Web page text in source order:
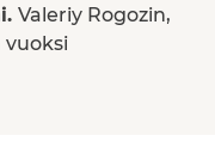
Valeriy Rogozin,
vuoksi